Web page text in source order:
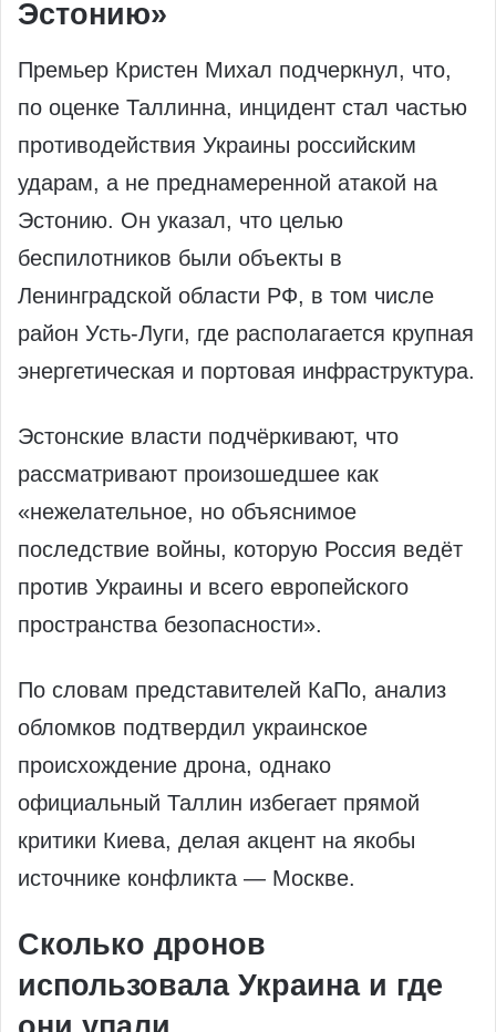
Эстонию»
Премьер Кристен Михал подчеркнул, что,
по оценке Таллинна, инцидент стал частью
противодействия Украины российским
ударам, а не преднамеренной атакой на
Эстонию. Он указал, что целью
беспилотников были объекты в
Ленинградской области РФ, в том числе
район Усть-Луги, где располагается крупная
энергетическая и портовая инфраструктура.
Эстонские власти подчёркивают, что
рассматривают произошедшее как
«нежелательное, но объяснимое
последствие войны, которую Россия ведёт
против Украины и всего европейского
пространства безопасности».
По словам представителей КаПо, анализ
обломков подтвердил украинское
происхождение дрона, однако
официальный Таллин избегает прямой
критики Киева, делая акцент на якобы
источнике конфликта — Москве.
Сколько дронов
использовала Украина и где